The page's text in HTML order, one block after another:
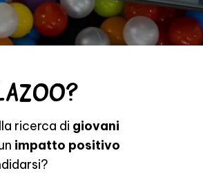
ricerca di giovani
impatto positivo